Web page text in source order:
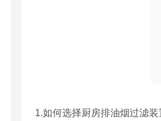
1.如何选择厨房排油烟过滤